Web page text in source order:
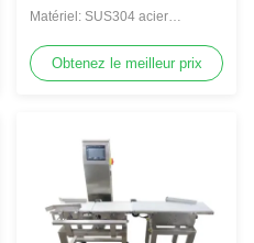
ceinture Vérificateur de
industriel
poids
Matériel: SUS304 acier
Obtenez le meilleur prix